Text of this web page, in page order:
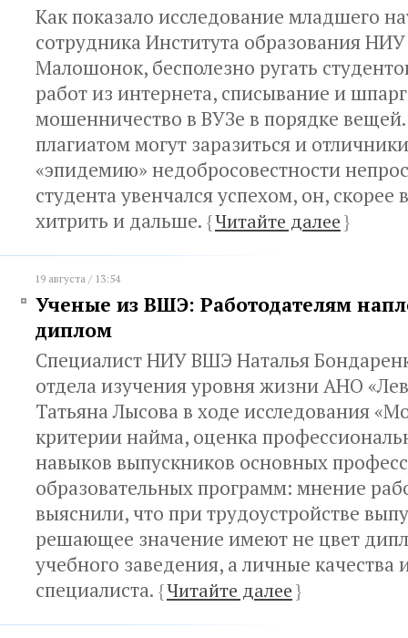
Как показало исследование младшего
сотрудника Института образования
Малошонок, бесполезно ругать
работ из интернета, списывание и
мошенничество в ВУЗе в порядке вещей.
плагиатом могут заразиться и
«эпидемию» недобросовестности
студента увенчался успехом, он, скорее
хитрить и дальше. {Читайте далее}
19 августа / 13:54
Ученые из ВШЭ: Работодателям
диплом
Специалист НИУ ВШЭ Наталья
отдела изучения уровня жизни АНО
Татьяна Лысова в ходе исследования
критерии найма, оценка
навыков выпускников основных
образовательных программ: мнение
выяснили, что при трудоустройстве
решающее значение имеют не цвет
учебного заведения, а личные качества
специалиста. {Читайте далее}